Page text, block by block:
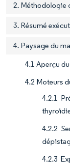
2. Méthodologie
3. Résumé
4. Paysage du
4.1 Aperçu
4.2 Moteurs
4.2.1
4.2.2
4.2.3